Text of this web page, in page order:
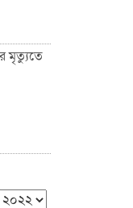
মৃত্যুতে